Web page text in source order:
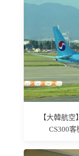
【大韓航
CS300